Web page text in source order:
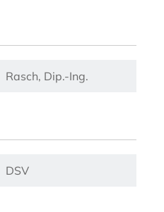
Rasch, Dip.-Ing.
DSV